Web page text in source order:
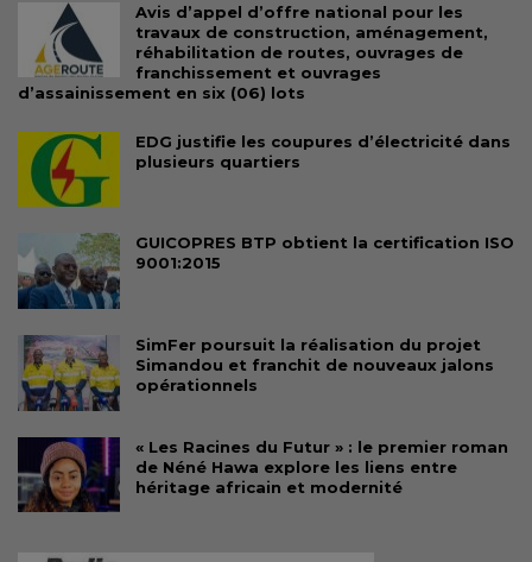
Avis d’appel d’offre national pour les
travaux de construction, aménagement,
réhabilitation de routes, ouvrages de
franchissement et ouvrages
d’assainissement en six (06) lots
EDG justifie les coupures d’électricité dans
plusieurs quartiers
GUICOPRES BTP obtient la certification ISO
9001:2015
SimFer poursuit la réalisation du projet
Simandou et franchit de nouveaux jalons
opérationnels
« Les Racines du Futur » : le premier roman
de Néné Hawa explore les liens entre
héritage africain et modernité